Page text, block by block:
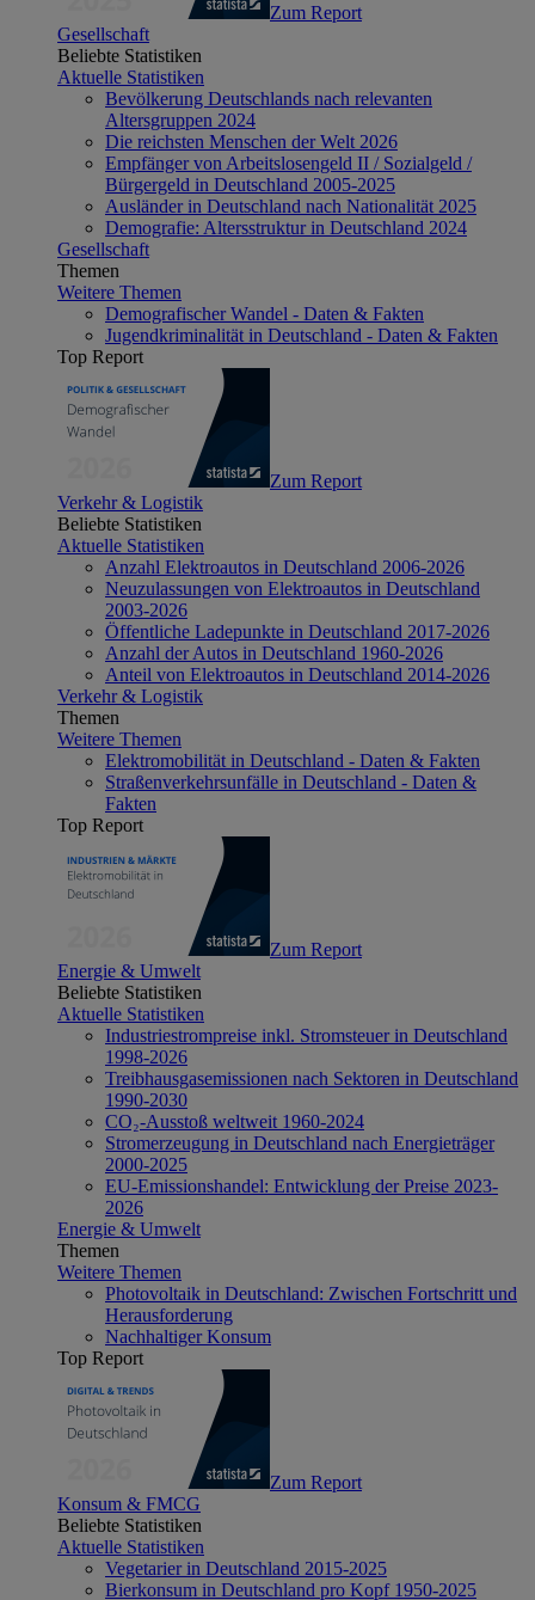
Zum Report
Gesellschaft
Beliebte Statistiken
Aktuelle Statistiken
Bevölkerung Deutschlands nach relevanten
Altersgruppen 2024
Die reichsten Menschen der Welt 2026
Empfänger von Arbeitslosengeld II / Sozialgeld /
Bürgergeld in Deutschland 2005-2025
Ausländer in Deutschland nach Nationalität 2025
Demografie: Altersstruktur in Deutschland 2024
Gesellschaft
Themen
Weitere Themen
Demografischer Wandel - Daten & Fakten
Jugendkriminalität in Deutschland - Daten & Fakten
Top Report
Zum Report
Verkehr & Logistik
Beliebte Statistiken
Aktuelle Statistiken
Anzahl Elektroautos in Deutschland 2006-2026
Neuzulassungen von Elektroautos in Deutschland
2003-2026
Öffentliche Ladepunkte in Deutschland 2017-2026
Anzahl der Autos in Deutschland 1960-2026
Anteil von Elektroautos in Deutschland 2014-2026
Verkehr & Logistik
Themen
Weitere Themen
Elektromobilität in Deutschland - Daten & Fakten
Straßenverkehrsunfälle in Deutschland - Daten &
Fakten
Top Report
Zum Report
Energie & Umwelt
Beliebte Statistiken
Aktuelle Statistiken
Industriestrompreise inkl. Stromsteuer in Deutschland
1998-2026
Treibhausgasemissionen nach Sektoren in Deutschland
1990-2030
CO₂-Ausstoß weltweit 1960-2024
Stromerzeugung in Deutschland nach Energieträger
2000-2025
EU-Emissionshandel: Entwicklung der Preise 2023-
2026
Energie & Umwelt
Themen
Weitere Themen
Photovoltaik in Deutschland: Zwischen Fortschritt und
Herausforderung
Nachhaltiger Konsum
Top Report
Zum Report
Konsum & FMCG
Beliebte Statistiken
Aktuelle Statistiken
Vegetarier in Deutschland 2015-2025
Bierkonsum in Deutschland pro Kopf 1950-2025